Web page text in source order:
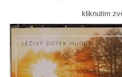
kliknutím